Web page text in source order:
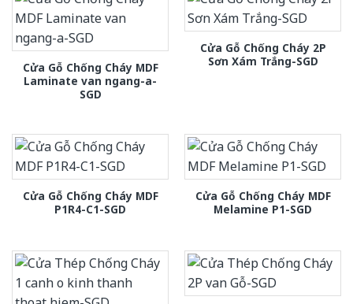
Cửa Gỗ Chống Cháy MDF
Laminate van ngang-a-
SGD
Cửa Gỗ Chống Cháy 2P
Sơn Xám Trắng-SGD
Cửa Gỗ Chống Cháy MDF
P1R4-C1-SGD
Cửa Gỗ Chống Cháy MDF
Melamine P1-SGD